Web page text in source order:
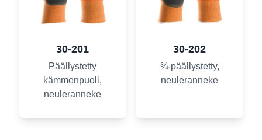
30-201
Päällystetty
kämmenpuoli,
neuleranneke
30-202
¾-päällystetty,
neuleranneke